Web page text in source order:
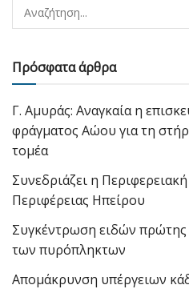
Πρόσφατα άρθρα
Γ. Αμυράς: Αναγκαία η
φράγματος Αώου για τη
τομέα
Συνεδριάζει η
Περιφέρειας Ηπείρου
Συγκέντρωση ειδών πρώτης
των πυρόπληκτων
Απομάκρυνση υπέργειων